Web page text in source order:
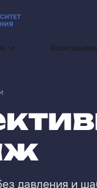
давления и